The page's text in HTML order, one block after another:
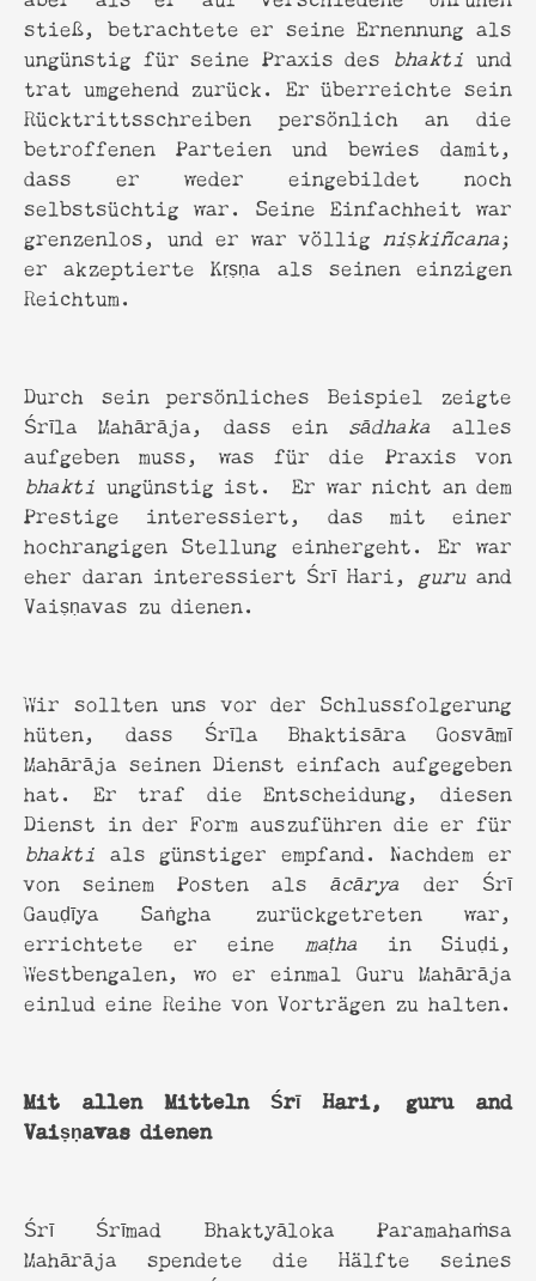
stieß, betrachtete er seine Ernennung als
ungünstig für seine Praxis des bhakti und
trat umgehend zurück. Er überreichte sein
Rücktrittsschreiben persönlich an die
betroffenen Parteien und bewies damit,
dass er weder eingebildet noch
selbstsüchtig war. Seine Einfachheit war
grenzenlos, und er war völlig niṣkiñcana;
er akzeptierte Kṛṣṇa als seinen einzigen
Reichtum.
Durch sein persönliches Beispiel zeigte
Śrīla Mahārāja, dass ein sādhakaalles
aufgeben muss, was für die Praxis von
bhaktiungünstig ist. Er war nicht an dem
Prestige interessiert, das mit einer
hochrangigen Stellung einhergeht. Er war
eher daran interessiert Śrī Hari, guru and
Vaiṣṇavas zu dienen.
Wir sollten uns vor der Schlussfolgerung
hüten, dass Śrīla Bhaktisāra Gosvāmī
Mahārāja seinen Dienst einfach aufgegeben
hat. Er traf die Entscheidung, diesen
Dienst in der Form auszuführen die er für
bhaktials günstiger empfand. Nachdem er
von seinem Posten als ācāryader Śrī
Gauḍīya Saṅgha zurückgetreten war,
errichtete er eine maṭhain Siuḍi,
Westbengalen, wo er einmal Guru Mahārāja
einlud eine Reihe von Vorträgen zu halten.
Mit allen Mitteln Śrī Hari, guru and
Vaiṣṇavas dienen
Śrī Śrīmad Bhaktyāloka Paramahaṁsa
Mahārāja spendete die Hälfte seines